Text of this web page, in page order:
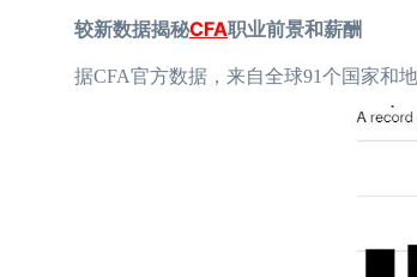
较新数据揭秘CFA职业前景和薪酬
据CFA官方数据，来自全球91个国家和地